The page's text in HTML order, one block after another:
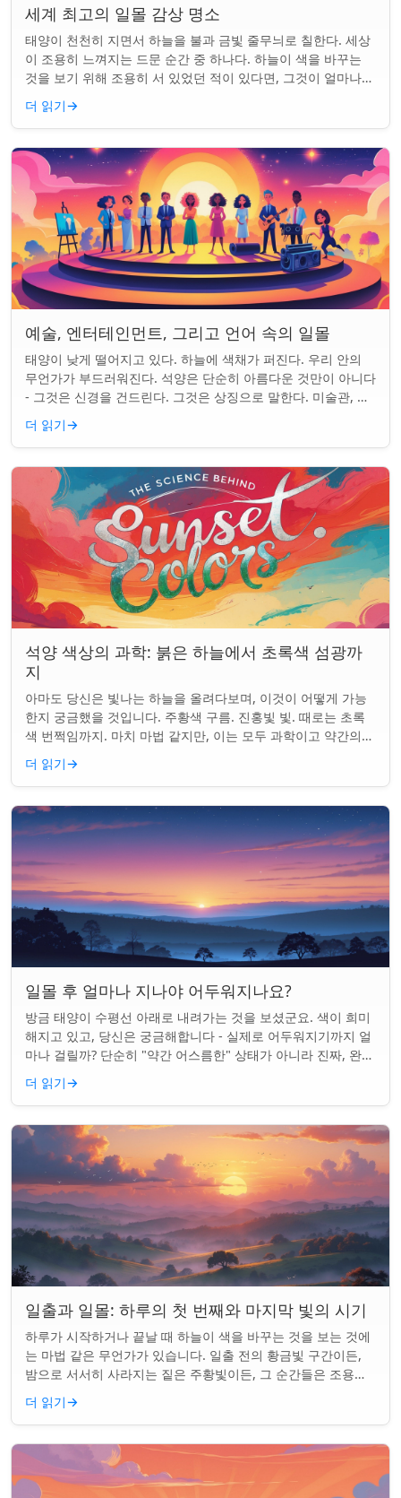
세계 최고의 일몰 감상 명소
태양이 천천히 지면서 하늘을 불과 금빛 줄무늬로 칠한다. 세상
이 조용히 느껴지는 드문 순간 중 하나다. 하늘이 색을 바꾸는
것을 보기 위해 조용히 서 있었던 적이 있다면, 그것이 얼마나
마법 같은 일인지 알 것이다....
더 읽기→
예술, 엔터테인먼트, 그리고 언어 속의 일몰
태양이 낮게 떨어지고 있다. 하늘에 색채가 퍼진다. 우리 안의
무언가가 부드러워진다. 석양은 단순히 아름다운 것만이 아니다
- 그것은 신경을 건드린다. 그것은 상징으로 말한다. 미술관, 화
면, 그리고 우리가 말하는 ...
더 읽기→
석양 색상의 과학: 붉은 하늘에서 초록색 섬광까
지
아마도 당신은 빛나는 하늘을 올려다보며, 이것이 어떻게 가능
한지 궁금했을 것입니다. 주황색 구름. 진홍빛 빛. 때로는 초록
색 번쩍임까지. 마치 마법 같지만, 이는 모두 과학이고 약간의
타이밍의 문제입니다. 태양은 지...
더 읽기→
일몰 후 얼마나 지나야 어두워지나요?
방금 태양이 수평선 아래로 내려가는 것을 보셨군요. 색이 희미
해지고 있고, 당신은 궁금해합니다 - 실제로 어두워지기까지 얼
마나 걸릴까? 단순히 "약간 어스름한" 상태가 아니라 진짜, 완전
한 밤이 되는 것. 알고 보니...
더 읽기→
일출과 일몰: 하루의 첫 번째와 마지막 빛의 시기
하루가 시작하거나 끝날 때 하늘이 색을 바꾸는 것을 보는 것에
는 마법 같은 무언가가 있습니다. 일출 전의 황금빛 구간이든,
밤으로 서서히 사라지는 짙은 주황빛이든, 그 순간들은 조용한
경이로움으로 우리의 하루를 시작...
더 읽기→